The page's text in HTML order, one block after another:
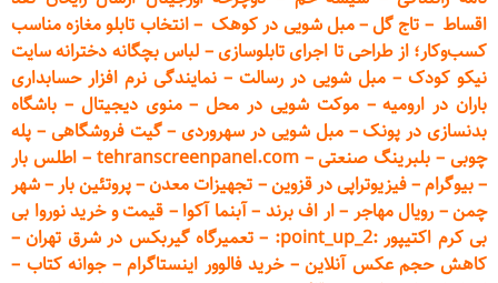
اقساط – تاج گل–مبل شویی در کوهک–انتخاب تابلو مغازه مناسب
کسب‌وکار؛ از طراحی تا اجرای تابلوسازی– لباس بچگانه دخترانه سایت
نیکو کودک – مبل شویی در رسالت – نمایندگی نرم افزار حسابداری
باران در ارومیه–موکت شویی در محل–منوی دیجیتال – باشگاه
بدنسازی در پونک–مبل شویی در سهروردی–گیت فروشگاهی – پله
چوبی – بلبرینگ صنعتی–
tehranscreenpanel.com
–اطلس بار
–بیوگرام–فیزیوتراپی در قزوین– تجهیزات معدن–پروتئین بار–شهر
چمن– رویال مهاجر –ار اف برند –آبنما آکوا – قیمت و خرید نوروا بی
بی کرم اکتیپور :point_up_2:
– تعمیرگاه گیربکس در شرق تهران–
کاهش حجم عکس آنلاین–خرید فالوور اینستاگرام–جوانه کتاب –